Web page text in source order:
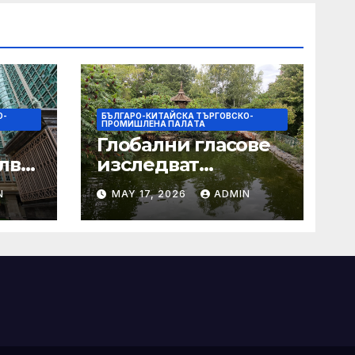
БЪЛГАРО-КИТАЙСКА ТЪРГОВСКО-
ПРОМИШЛЕНА ПАЛAТА
Глобални гласове
изследват
творчеството за
устойчиви градове
в Wuxi
MAY 17, 2026 ADMIN